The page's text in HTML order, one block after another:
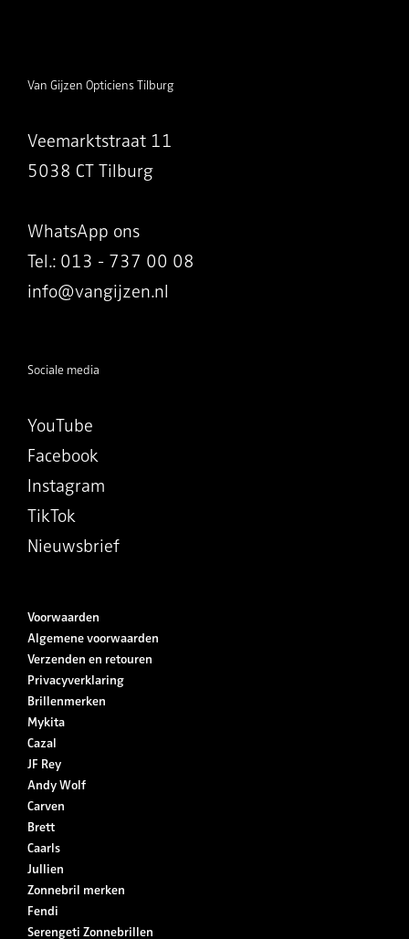
Van Gijzen Opticiens Tilburg
Veemarktstraat 11
5038 CT Tilburg
WhatsApp ons
Tel.: 013 - 737 00 08
info@vangijzen.nl
Sociale media
YouTube
Facebook
Instagram
TikTok
Nieuwsbrief
Voorwaarden
Algemene voorwaarden
Verzenden en retouren
Privacyverklaring
Brillenmerken
Mykita
Cazal
JF Rey
Andy Wolf
Carven
Brett
Caarls
Jullien
Zonnebril merken
Fendi
Serengeti Zonnebrillen